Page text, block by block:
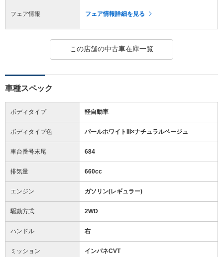
フェア情報 フェア情報詳細を見る
この店舗の中古車在庫一覧
車種スペック
ボディタイプ 軽自動車
ボディタイプ色 パールホワイトIII×ナチュラルベージュ
車台番号末尾 684
排気量 660cc
エンジン ガソリン(レギュラー)
駆動方式 2WD
ハンドル 右
ミッション インパネCVT